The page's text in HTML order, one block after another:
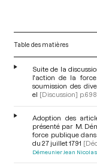
Table des matières
Suite de la
l'action de la
soumission des
el [Discussion] p.698
Adoption des
présenté par M.
force publique
du 27 juillet 1791
Démeunier Jean Nicolas